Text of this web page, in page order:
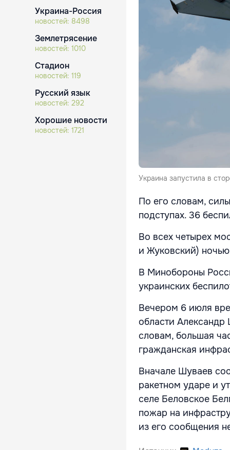
Украина-Россия
новостей: 8498
Землетрясение
новостей: 1010
Стадион
новостей: 119
Русский язык
новостей: 292
Хорошие новости
новостей: 1721
Украина запустила в
По его словам,
подступах. 36
Во всех четырех
и Жуковский)
В Минобороны
украинских
Вечером 6 июля
области
словам, большая
гражданская
Вначале Шуваев
ракетном ударе и
селе Беловское
пожар на
из его сообщения